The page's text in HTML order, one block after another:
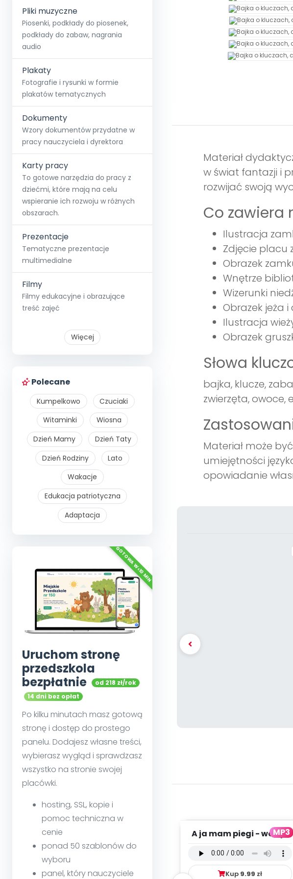
Pliki muzyczne
Piosenki, podkłady do piosenek,
podkłady do zabaw, nagrania
audio
Plakaty
Fotografie i rysunki w formie
plakatów tematycznych
Dokumenty
Wzory dokumentów przydatne w
pracy nauczyciela i dyrektora
Karty pracy
To gotowe narzędzia do pracy z
dziećmi, które mają na celu
wspieranie ich rozwoju w różnych
obszarach.
Prezentacje
Tematyczne prezentacje
multimedialne
Filmy
Filmy edukacyjne i obrazujące
treść zajęć
Więcej
Polecane
Kumpelkowo
Czuciaki
Witaminki
Wiosna
Dzień Mamy
Dzień Taty
Dzień Rodziny
Lato
Wakacje
Edukacja patriotyczna
Adaptacja
Uruchom stronę
przedszkola
bezpłatnie
od 218 zł/rok
14 dni bez opłat
Po kilku minutach masz gotową
stronę i dostęp do prostego
panelu. Dodajesz własne treści,
wybierasz wygląd i sprawdzasz
wszystko na stronie swojej
placówki.
hosting, SSL, kopie i
pomoc techniczna w
cenie
ponad 50 szablonów do
wyboru
panel, który nauczyciele
Materiał
w świat fantazji i
rozwijać swoją
Co zawiera
Ilustracja
Zdjęcie placu
Obrazek
Wnętrze
Wizerunki
Obrazek jeża
Ilustracja
Obrazek
Słowa
bajka, klucze,
zwierzęta, owoce,
Materiał może
umiejętności
opowiadanie
MP3
A ja mam piegi - wersja
Kup 9.99 zł